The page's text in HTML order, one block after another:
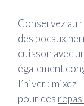
Conservez au
des bocaux
cuisson avec
également
l’hiver :
pour des